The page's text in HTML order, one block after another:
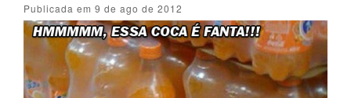
Publicada em 9 de ago de 2012